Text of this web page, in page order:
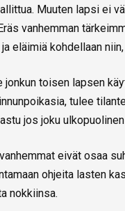
Muuten lapsi ei
vanhemman
eläimiä kohdellaan
jonkun toisen lapsen
tulee
jos joku
eivät osaa
ohjeita lasten
nokkiinsa.